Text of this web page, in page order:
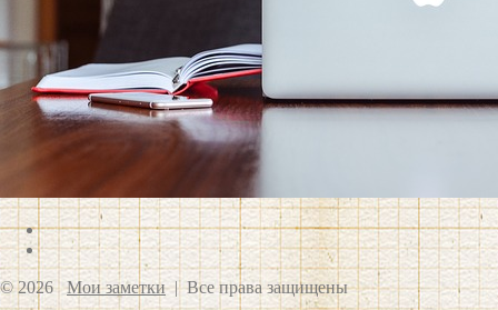
© 2026 Мои заметки| Все права защищены